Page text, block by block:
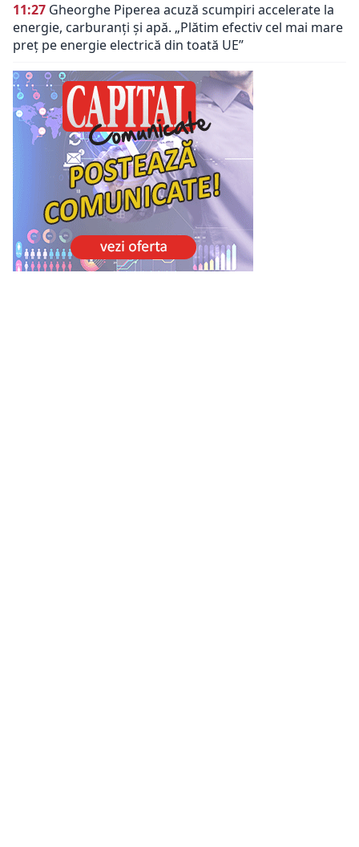
11:27 Gheorghe Piperea acuză scumpiri accelerate la
energie, carburanți și apă. „Plătim efectiv cel mai mare
preț pe energie electrică din toată UE”